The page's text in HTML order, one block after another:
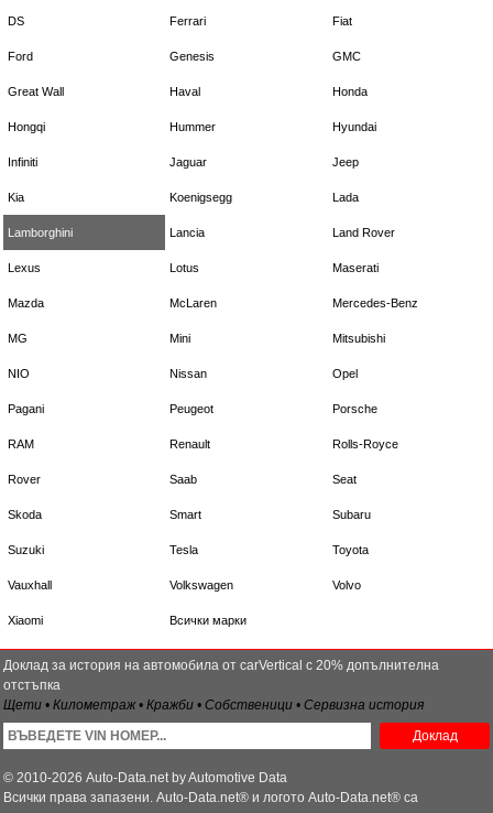
DS Ferrari Fiat
Ford Genesis GMC
Great Wall Haval Honda
Hongqi Hummer Hyundai
Infiniti Jaguar Jeep
Kia Koenigsegg Lada
Lamborghini Lancia Land Rover
Lexus Lotus Maserati
Mazda McLaren Mercedes-Benz
MG Mini Mitsubishi
NIO Nissan Opel
Pagani Peugeot Porsche
RAM Renault Rolls-Royce
Rover Saab Seat
Skoda Smart Subaru
Suzuki Tesla Toyota
Vauxhall Volkswagen Volvo
Xiaomi Всички марки
Доклад за история на автомобила от carVertical с 20% допълнителна
отстъпка
Щети • Километраж • Кражби • Собственици • Сервизна история
Доклад
© 2010-2026 Auto-Data.net by Automotive Data
Всички права запазени. Auto-Data.net® и логото Auto-Data.net® са